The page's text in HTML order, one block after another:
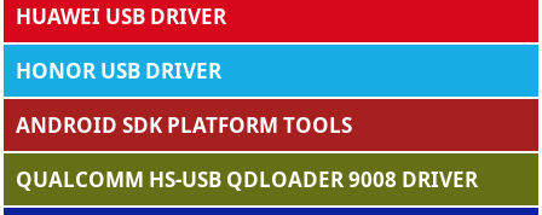
HUAWEI USB DRIVER
HONOR USB DRIVER
ANDROID SDK PLATFORM TOOLS
QUALCOMM HS-USB QDLOADER 9008 DRIVER